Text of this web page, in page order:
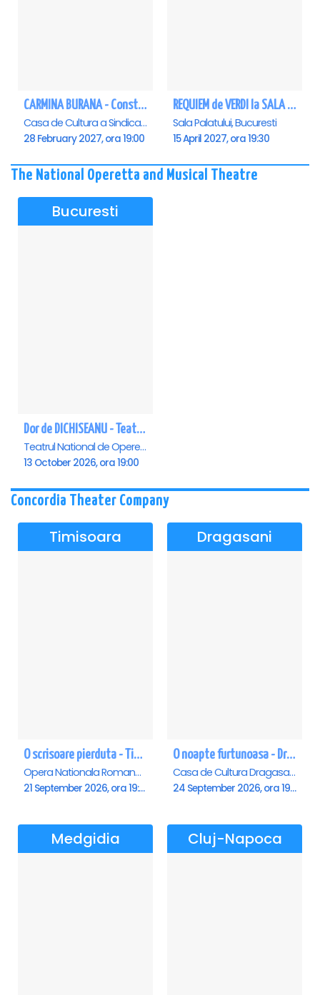
CARMINA BURANA - Constanta
Casa de Cultura a Sindicatelor - Sala Mare, Constanta
28 February 2027, ora 19:00
REQUIEM de VERDI la SALA PALATULUI
Sala Palatului, Bucuresti
15 April 2027, ora 19:30
The National Operetta and Musical Theatre
Bucuresti
Dor de DICHISEANU - Teatrul Național de Operetă și Musical „Ion Dacian"
Teatrul National de Opereta si Musical Ion Dacian, Bucuresti
13 October 2026, ora 19:00
Concordia Theater Company
Timisoara
O scrisoare pierduta - Timisoara
Opera Nationala Romana , Timisoara
21 September 2026, ora 19:00
Dragasani
O noapte furtunoasa - Dragasani
Casa de Cultura Dragasani, Dragasani
24 September 2026, ora 19:00
Medgidia Cluj-Napoca